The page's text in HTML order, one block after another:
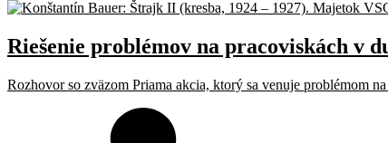
Riešenie problémov na pracoviskách v
Rozhovor so zväzom Priama akcia, ktorý sa venuje problémom